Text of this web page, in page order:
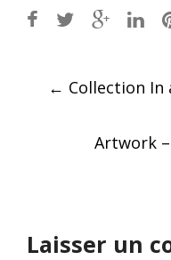
Post
← Collection
Artwork –
Laisser un